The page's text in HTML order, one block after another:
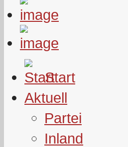
Start
Aktuell
Partei
Inland